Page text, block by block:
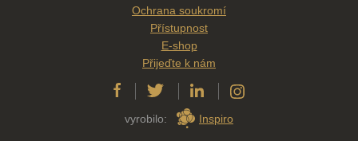
Ochrana soukromí
Přístupnost
E-shop
Přijeďte k nám
vyrobilo: Inspiro